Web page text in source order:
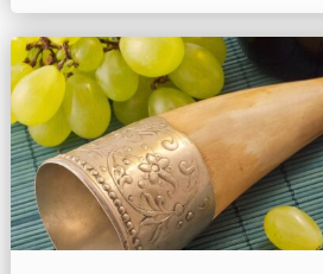
и студентов с флагом Панамы
зоны Панамского канала. По
был быть мирный протест против
США. Надо сказа...